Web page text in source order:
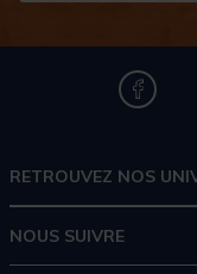
RETROUVEZ NOS
NOUS SUIVRE